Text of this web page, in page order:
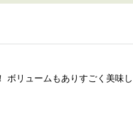
ボリュームもありすごく美味